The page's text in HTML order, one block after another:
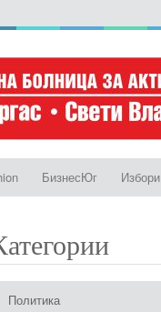
БизнесЮг Избори
Политика